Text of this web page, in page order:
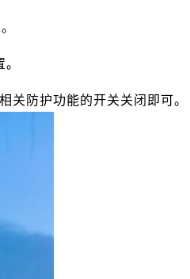
关防护功能的开关关闭即可。